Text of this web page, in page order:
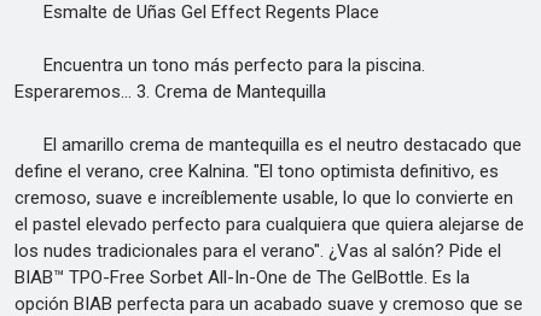
Esmalte de Uñas Gel Effect Regents Place
Encuentra un tono más perfecto para la piscina.
Esperaremos... 3. Crema de Mantequilla
El amarillo crema de mantequilla es el neutro destacado que
define el verano, cree Kalnina. "El tono optimista definitivo, es
cremoso, suave e increíblemente usable, lo que lo convierte en
el pastel elevado perfecto para cualquiera que quiera alejarse de
los nudes tradicionales para el verano". ¿Vas al salón? Pide el
BIAB™ TPO-Free Sorbet All-In-One de The GelBottle. Es la
opción BIAB perfecta para un acabado suave y cremoso que se